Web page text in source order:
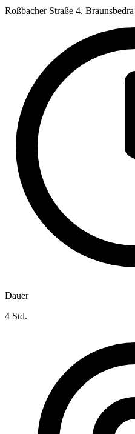
Roßbacher Straße 4, Braunsbedra
Dauer
4 Std.